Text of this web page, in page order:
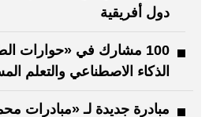
دول أفريقية
100 مشارك في «حوارات
الذكاء الاصطناعي والتعلم
مبادرة جديدة لـ «مبادرات